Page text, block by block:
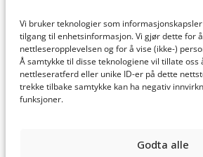
Vi bruker teknologier som
tilgang til enhetsinformasjon. Vi gjør dette for
nettleseropplevelsen og for å vise (ikke-)
Å samtykke til disse teknologiene vil tillate oss
nettleseratferd eller unike ID-er på dette
trekke tilbake samtykke kan ha negativ
funksjoner.
Godta alle
Salgsbetingelser